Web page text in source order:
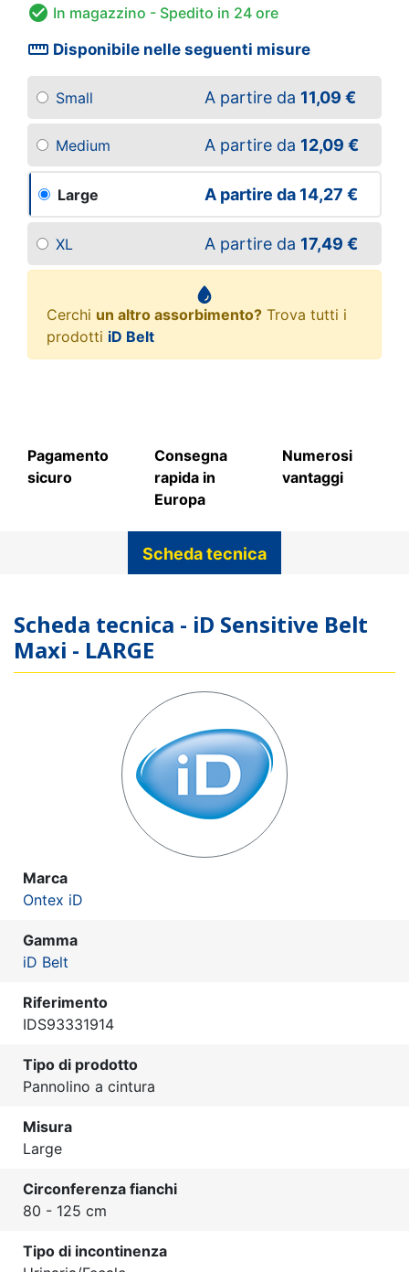
 In magazzino - Spedito in 24 ore
straighten Disponibile nelle seguenti misure
Small A partire da 11,09 €
Medium A partire da 12,09 €
Large A partire da 14,27 €
XL A partire da 17,49 €
Cerchi un altro assorbimento? Trova tutti i
prodotti iD Belt
Pagamento
sicuro
Consegna
rapida in
Europa
Numerosi
vantaggi
Scheda tecnica
Scheda tecnica - iD Sensitive Belt
Maxi - LARGE
Marca
Ontex iD
Gamma
iD Belt
Riferimento
IDS93331914
Tipo di prodotto
Pannolino a cintura
Misura
Large
Circonferenza fianchi
80 - 125 cm
Tipo di incontinenza